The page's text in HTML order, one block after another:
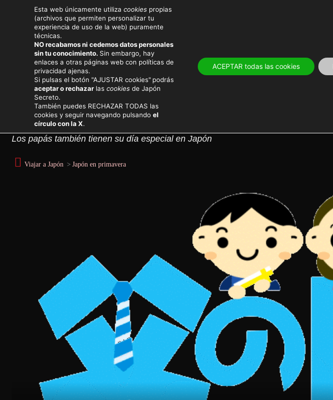
LUGARES
Eventos y festivales en Japón
Día del Padre
Los papás también tienen su día especial en Japón
Viajar a Japón > Japón en primavera
Esta web únicamente utiliza cookies propias
(archivos que permiten personalizar tu
experiencia de uso de la web) puramente
técnicas.
NO recabamos ni cedemos datos personales
sin tu conocimiento. Sin embargo, hay
enlaces a otras páginas web con políticas de
privacidad ajenas.
Si pulsas el botón "AJUSTAR cookies" podrás
aceptar o rechazarlas cookies de Japón
Secreto.
También puedes RECHAZAR TODAS las
cookies y seguir navegando pulsando el
círculo con la X.
ACEPTAR todas las cookies